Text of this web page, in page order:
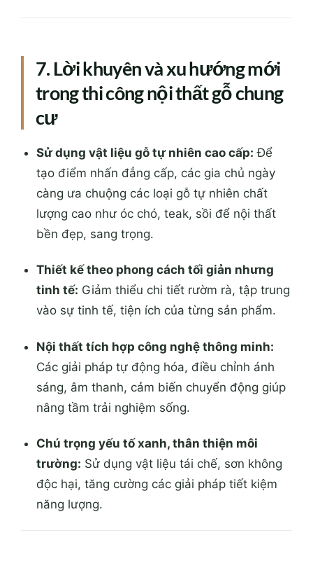
7. Lời khuyên và xu hướng mới
trong thi công nội thất gỗ chung
cư
Sử dụng vật liệu gỗ tự nhiên cao cấp: Để
tạo điểm nhấn đẳng cấp, các gia chủ ngày
càng ưa chuộng các loại gỗ tự nhiên chất
lượng cao như óc chó, teak, sồi để nội thất
bền đẹp, sang trọng.
Thiết kế theo phong cách tối giản nhưng
tinh tế: Giảm thiểu chi tiết rườm rà, tập trung
vào sự tinh tế, tiện ích của từng sản phẩm.
Nội thất tích hợp công nghệ thông minh:
Các giải pháp tự động hóa, điều chỉnh ánh
sáng, âm thanh, cảm biến chuyển động giúp
nâng tầm trải nghiệm sống.
Chú trọng yếu tố xanh, thân thiện môi
trường: Sử dụng vật liệu tái chế, sơn không
độc hại, tăng cường các giải pháp tiết kiệm
năng lượng.